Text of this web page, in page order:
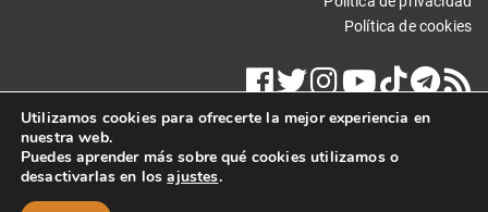
Política de cookies
Copyright © 2024 Carlos Rodríguez Braun. Todos los derechos
reservados.
Utilizamos cookies para ofrecerte la mejor experiencia en
nuestra web.
Puedes aprender más sobre qué cookies utilizamos o
desactivarlas en losajustes.